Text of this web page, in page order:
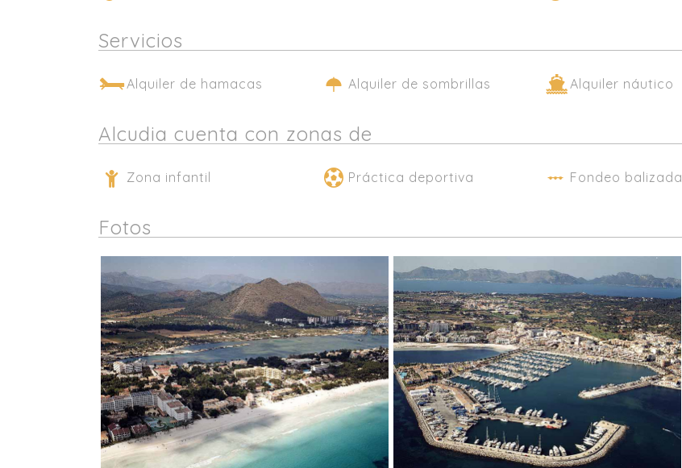
Servicios
Alquiler de hamacas Alquiler de sombrillas Alquiler náutico
Alcudia cuenta con zonas de
Zona infantil Práctica deportiva Fondeo balizada
Fotos